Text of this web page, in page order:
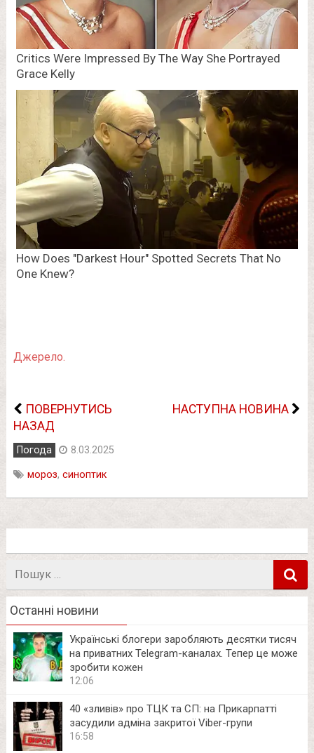
Джерело.
ПОВЕРНУТИСЬ
НАЗАД
НАСТУПНА НОВИНА
Погода 8.03.2025
мороз, синоптик
Останні новини
Українські блогери заробляють десятки тисяч
на приватних Telegram-каналах. Тепер це може
зробити кожен
12:06
40 «зливів» про ТЦК та СП: на Прикарпатті
засудили адміна закритої Viber-групи
16:58